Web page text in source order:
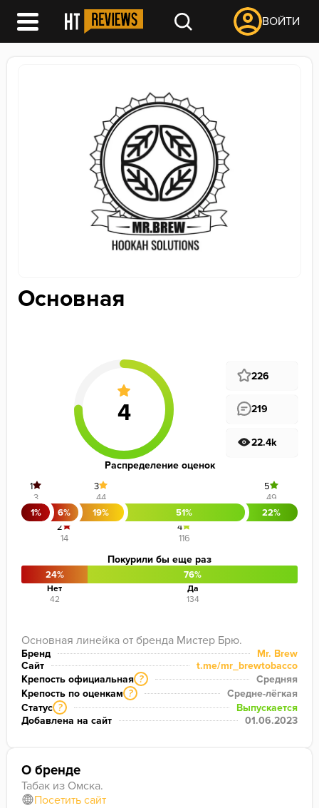
ВОЙТИ
Основная
Основная линейка от бренда Мистер Брю.
Бренд
Mr. Brew
Сайт
t.me/mr_brewtobacco
Крепость официальная ?
Средняя
Крепость по оценкам ?
Средне-лёгкая
Статус ?
Выпускается
Добавлена на сайт
01.06.2023
226
219
22.4k
Распределение оценок
1%
1
3
6%
2
14
19%
3
44
51%
4
116
22%
5
49
Покурили бы еще раз
24%
Нет
42
76%
Да
134
О бренде
Табак из Омска.
Посетить сайт